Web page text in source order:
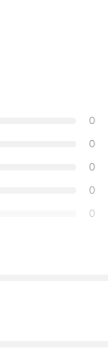
0
0
0
0
0
de poncage